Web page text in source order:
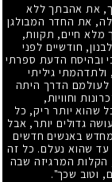
את אהבתך ללא
את החדר המבולגן
מלא חיים, תקוות,
חודשיים לפני
ובהיסח הדעת ספרתי
ולתדהמתי גיליתי
לעולמם הדרך היתה
וחוויות,
שהוא יותר ריק, כל
גדולים יותר, אבל
באנשים חדשים
עד שהוא נעלם. כל זה
המרגיזה שבה
וטוב שכך".